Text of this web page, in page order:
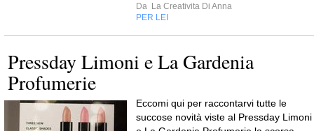
Da La Creativita Di Anna
PER LEI
Pressday Limoni e La Gardenia
Profumerie
Eccomi qui per raccontarvi tutte le
succose novità viste al Pressday Limoni